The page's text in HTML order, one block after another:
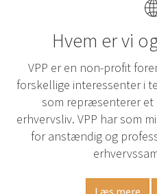
Hvem er vi
VPP er en non-profit
forskellige interessenter i
som repræsenterer
erhvervsliv. VPP har som
for anstændig og
Læs mere